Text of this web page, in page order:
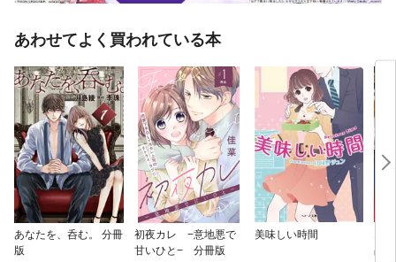
あわせてよく買われている本
あなたを、呑む。 分冊
版
初夜カレ −意地悪で
甘いひと− 分冊版
美味しい時間
占